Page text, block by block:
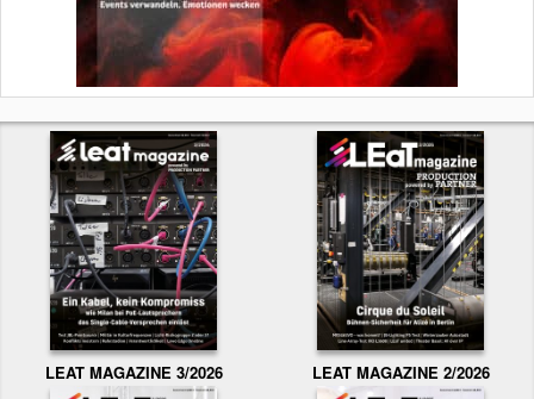
LEAT MAGAZINE 3/2026 LEAT MAGAZINE 2/2026